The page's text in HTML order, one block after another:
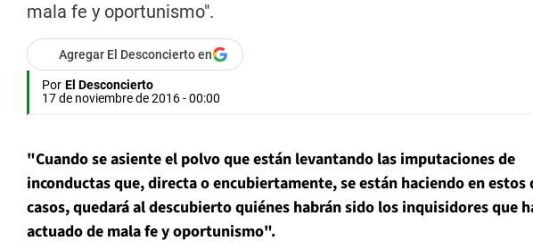
mala fe y oportunismo".
Agregar El Desconcierto en
Por El Desconcierto
17 de noviembre de 2016 - 00:00
"Cuando se asiente el polvo que están levantando las imputaciones de
inconductas que, directa o encubiertamente, se están haciendo en estos
casos, quedará al descubierto quiénes habrán sido los inquisidores que
actuado de mala fe y oportunismo".